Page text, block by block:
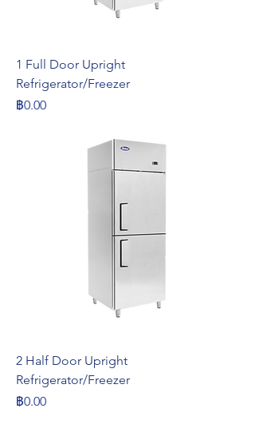
1 Full Door Upright
Refrigerator/Freezer
ราคา
฿0.00
2 Half Door Upright
Refrigerator/Freezer
ราคา
฿0.00